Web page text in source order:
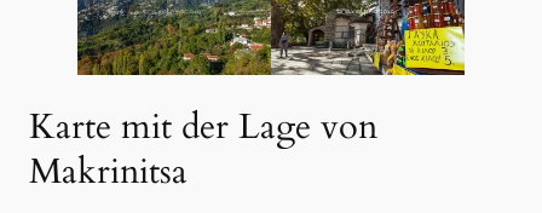
Karte mit der Lage von
Makrinitsa